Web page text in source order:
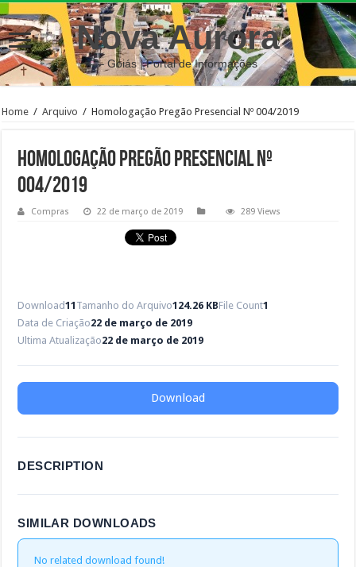
Nova Aurora
– Goiás | Portal de Informações
Home / Arquivo / Homologação Pregão Presencial Nº 004/2019
Homologação Pregão Presencial Nº
004/2019
Compras 22 de março de 2019 289 Views
Download11 Tamanho do Arquivo124.26 KBFile Count1
Data de Criação22 de março de 2019
Ultima Atualização22 de março de 2019
Download
DESCRIPTION
SIMILAR DOWNLOADS
No related download found!